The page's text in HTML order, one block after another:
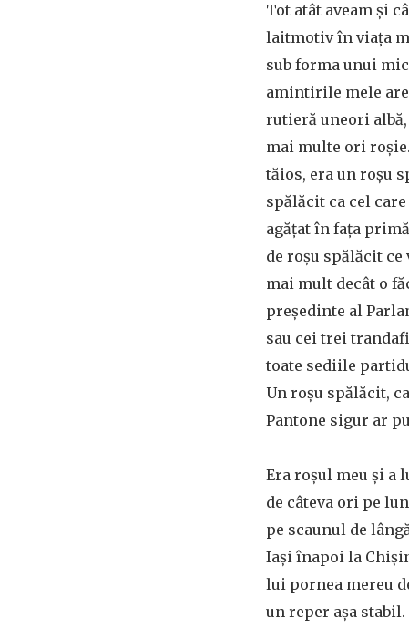
Tot atât aveam și
laitmotiv în viața
sub forma unui
amintirile mele
rutieră uneori
mai multe ori
tăios, era un roșu
spălăcit ca cel
agățat în fața
de roșu spălăcit ce
mai mult decât o
președinte al
sau cei trei
toate sediile
Un roșu spălăcit,
Pantone sigur ar
Era roșul meu și a
de câteva ori pe
pe scaunul de
Iași înapoi la
lui pornea mereu
un reper așa